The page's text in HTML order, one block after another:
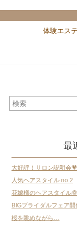
体験エステ
最
大好評！サロン説明会💗
人気ヘアスタイル no.2
花嫁様のヘアスタイル
BIGブライダルフェア開
桜を眺めながら…